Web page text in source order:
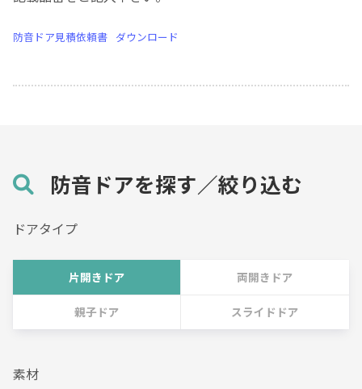
防音ドア見積依頼書 ダウンロード
防音ドアを探す／絞り込む
ドアタイプ
片開きドア 両開きドア
親子ドア スライドドア
素材